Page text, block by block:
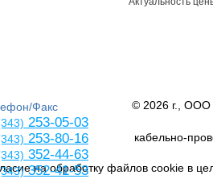
Факс
253-05-03
253-80-16
352-44-63
352-41-53
© 2026 г., ООО
кабельно-
на обработку файлов cookie в